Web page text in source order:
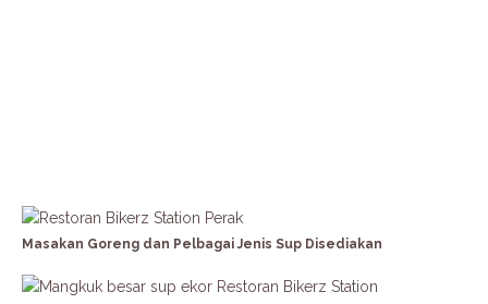
Masakan Goreng dan Pelbagai Jenis Sup Disediakan